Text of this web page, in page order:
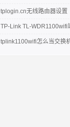
tplogin.cn无线路由器设置
TP-Link TL-WDR1100wifi
tplink1100wifi怎么当交换